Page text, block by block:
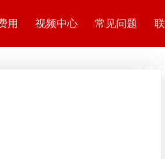
用 视频中心 常见问题 联